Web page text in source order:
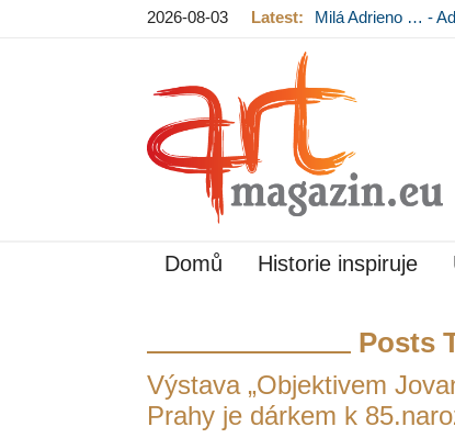
2026-08-03 Latest:
Milá Adrieno … -
Domů Historie inspiruje
Posts
Výstava „Objektivem
Prahy je dárkem k